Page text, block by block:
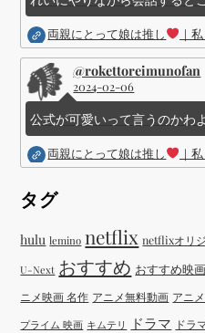
両親にとって娘は推し ｜
@rokettoreimunofan
2024-02-06
公式が可愛いって言うのかわ
両親にとって娘は推し ｜
タグ
hulu lemino netflix netflixオリ
U-Next おすすめ おすすめ映画
ニメ映画 名作 アニメ無料動画 アニ
プライム 映画 キムテリ ドラマ ドラ